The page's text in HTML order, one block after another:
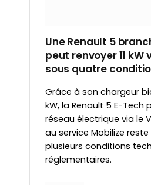
Une Renault 5
peut renvoyer 11 kW
sous quatre
Grâce à son chargeur
kW, la Renault 5 E-Tech
réseau électrique via le
au service Mobilize
plusieurs conditions
réglementaires.